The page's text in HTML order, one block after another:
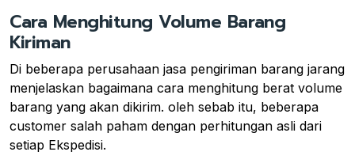
Cara Menghitung Volume Barang
Kiriman
Di beberapa perusahaan jasa pengiriman barang jarang
menjelaskan bagaimana cara menghitung berat volume
barang yang akan dikirim. oleh sebab itu, beberapa
customer salah paham dengan perhitungan asli dari
setiap Ekspedisi.